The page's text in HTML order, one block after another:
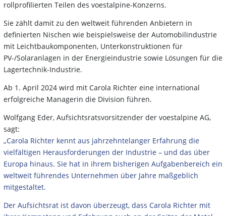
rollprofilierten Teilen des voestalpine-Konzerns.
Sie zählt damit zu den weltweit führenden Anbietern in
definierten Nischen wie beispielsweise der Automobilindustrie
mit Leichtbaukomponenten, Unterkonstruktionen für
PV-/Solaranlagen in der Energieindustrie sowie Lösungen für die
Lagertechnik-Industrie.
Ab 1. April 2024 wird mit Carola Richter eine international
erfolgreiche Managerin die Division führen.
Wolfgang Eder, Aufsichtsratsvorsitzender der voestalpine AG,
sagt:
„Carola Richter kennt aus jahrzehntelanger Erfahrung die
vielfältigen Herausforderungen der Industrie – und das über
Europa hinaus. Sie hat in ihrem bisherigen Aufgabenbereich ein
weltweit führendes Unternehmen über Jahre maßgeblich
mitgestaltet.
Der Aufsichtsrat ist davon überzeugt, dass Carola Richter mit